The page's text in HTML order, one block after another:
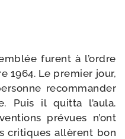
furent à l’ordre
1964. Le pre­mier jour,
recom­man­der
Puis il quit­ta l’au­la.
pré­vues n’ont
cri­tiques allèrent bon